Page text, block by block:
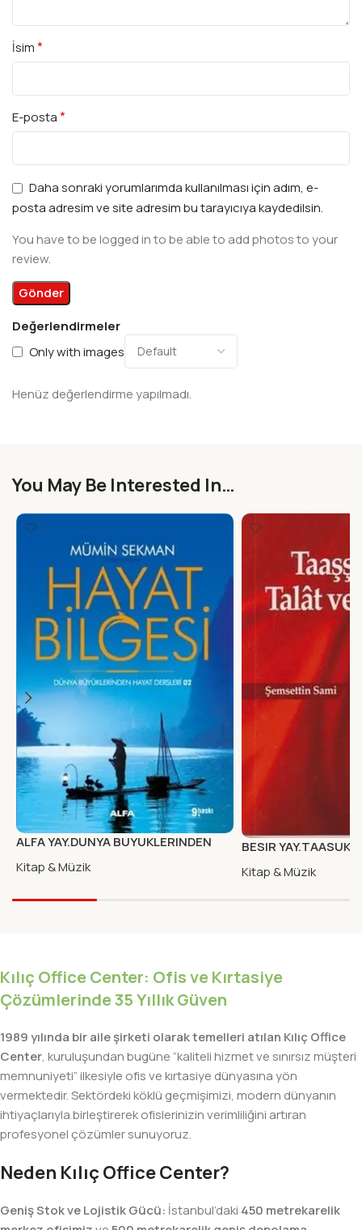
Değerlendirmeler
Only with images
Henüz değerlendirme yapılmadı.
İsim*
E-posta*
Daha sonraki yorumlarımda kullanılması için adım, e-
posta adresim ve site adresim bu tarayıcıya kaydedilsin.
You have to be logged in to be able to add photos to your
review.
You May Be Interested In…
ALFA YAY.DUNYA BUYUKLERINDEN
Kitap & Müzik
BESIR YAY.TAASUK-
Kitap & Müzik
Kılıç Office Center: Ofis ve Kırtasiye
Çözümlerinde 35 Yıllık Güven
1989 yılında bir aile şirketi olarak temelleri atılan Kılıç Office
Center, kuruluşundan bugüne “kaliteli hizmet ve sınırsız müşteri
memnuniyeti” ilkesiyle ofis ve kırtasiye dünyasına yön
vermektedir. Sektördeki köklü geçmişimizi, modern dünyanın
ihtiyaçlarıyla birleştirerek ofislerinizin verimliliğini artıran
profesyonel çözümler sunuyoruz.
Neden Kılıç Office Center?
Geniş Stok ve Lojistik Gücü: İstanbul’daki 450 metrekarelik